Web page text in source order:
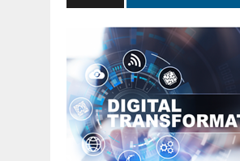
AUGUSTUS 7, 2026 | NATIONAL
AUGUSTUS 7, 2026 | STAKING